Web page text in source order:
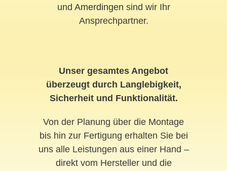
und Amerdingen sind wir Ihr
Ansprechpartner.
Unser gesamtes Angebot
überzeugt durch Langlebigkeit,
Sicherheit und Funktionalität.
Von der Planung über die Montage
bis hin zur Fertigung erhalten Sie bei
uns alle Leistungen aus einer Hand –
direkt vom Hersteller und die